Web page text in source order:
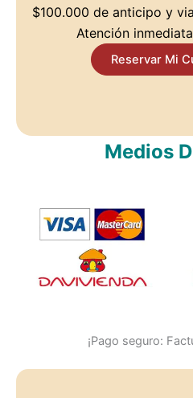
$100.000 de anticipo y
Atención
Reservar Mi
Medios
¡Pago seguro: